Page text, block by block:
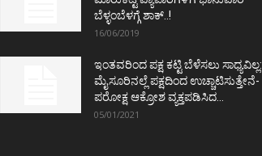
ಬೆಳ್ಳಂಬೆಳಗ್ಗೆ ಶಾಕ್..!
16/06/2019
ಇಂತವರಿಂದ ಪಕ್ಷ ಕಟ್ಟಿ ಬೆಳೆಸಲು ಸಾಧ್ಯವಿಲ್ಲ:
ಮೈಸೂರಿನಲ್ಲೆ ಪಕ್ಷದಿಂದ ಉಚ್ಚಾಟಿಸುತ್ತೇನೆ-
ಪರೋಕ್ಷ ಆಕ್ರೋಶ ವ್ಯಕ್ತಪಡಿಸಿದ...
05/01/2021